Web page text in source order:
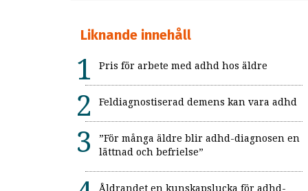
Liknande innehåll
Pris för arbete med adhd hos äldre
Feldiagnostiserad demens kan vara adhd
”För många äldre blir adhd-diagnosen en
lättnad och befrielse”
Åldrandet en kunskapslucka för adhd-